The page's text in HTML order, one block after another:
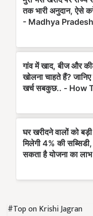
#Top on Krishi Jagran